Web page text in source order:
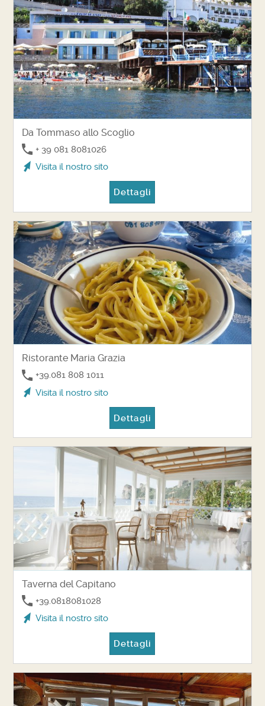
Da Tommaso allo Scoglio
+ 39 081 8081026
Visita il nostro sito
Dettagli
Ristorante Maria Grazia
+39.081 808 1011
Visita il nostro sito
Dettagli
Taverna del Capitano
+39.0818081028
Visita il nostro sito
Dettagli